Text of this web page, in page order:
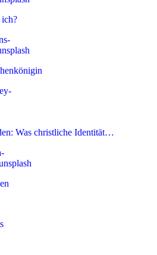
Was christliche Identität…